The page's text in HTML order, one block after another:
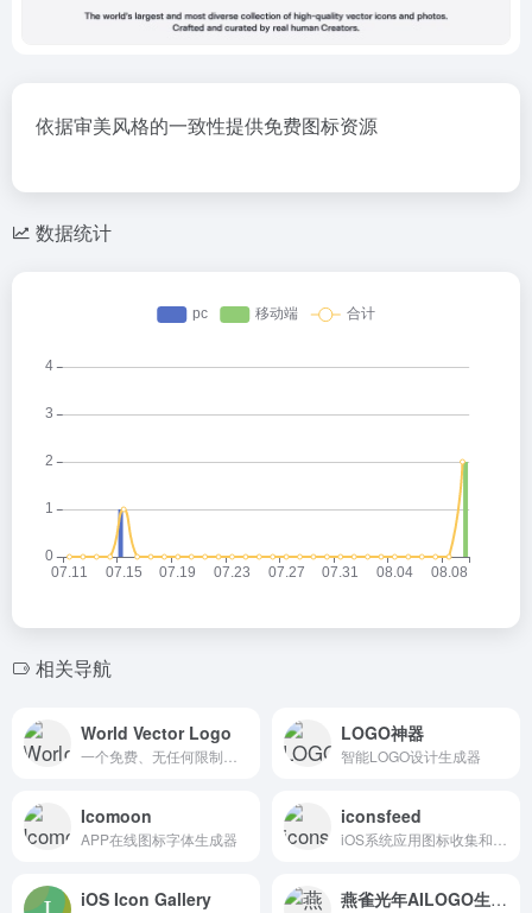
依据审美风格的一致性提供免费图标资源
数据统计
相关导航
World Vector Logo LOGO神器
智能LOGO设计生成器
Icomoon
APP在线图标字体生成器
iconsfeed
iOS Icon Gallery 燕雀光年AILOGO生成器